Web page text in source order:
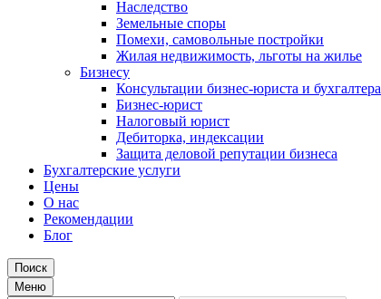
Наследство
Земельные споры
Помехи, самовольные постройки
Жилая недвижимость, льготы на жилье
Бизнесу
Консультации бизнес-юриста и бухгалтера
Бизнес-юрист
Налоговый юрист
Дебиторка, индексации
Защита деловой репутации бизнеса
Бухгалтерские услуги
Цены
О нас
Рекомендации
Блог
Поиск
Меню